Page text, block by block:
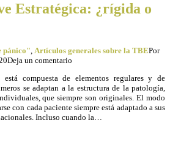
Estratégica: ¿rígida o
pánico", Artículos generales sobre la TBEPor
Deja un comentario
compuesta de elementos regulares y de
se adaptan a la estructura de la patología,
que siempre son originales. El modo
con cada paciente siempre está adaptado a sus
Incluso cuando la…